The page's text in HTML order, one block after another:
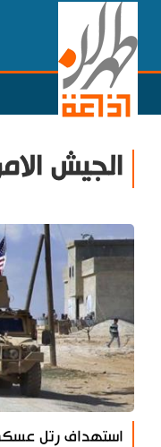
الجيش
استهداف رتل